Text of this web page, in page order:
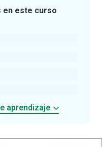
en este curso
aprendizaje